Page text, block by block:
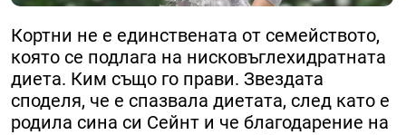
Кортни не е единствената от семейството,
която се подлага на нисковъглехидратната
диета. Ким също го прави. Звездата
споделя, че е спазвала диетата, след като е
родила сина си Сейнт и че благодарение на